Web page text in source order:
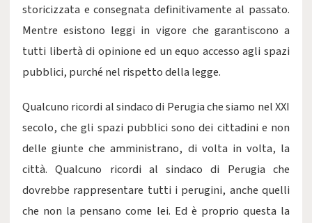
storicizzata e consegnata definitivamente al passato.
Mentre esistono leggi in vigore che garantiscono a
tutti libertà di opinione ed un equo accesso agli spazi
pubblici, purché nel rispetto della legge.
Qualcuno ricordi al sindaco di Perugia che siamo nel XXI
secolo, che gli spazi pubblici sono dei cittadini e non
delle giunte che amministrano, di volta in volta, la
città. Qualcuno ricordi al sindaco di Perugia che
dovrebbe rappresentare tutti i perugini, anche quelli
che non la pensano come lei. Ed è proprio questa la